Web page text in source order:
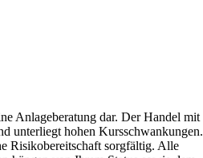
Anlageberatung dar. Der Handel mit
unterliegt hohen Kursschwankungen.
Risikobereitschaft sorgfältig. Alle